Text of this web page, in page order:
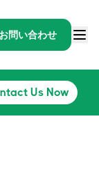
お問い合わせ
Us Now